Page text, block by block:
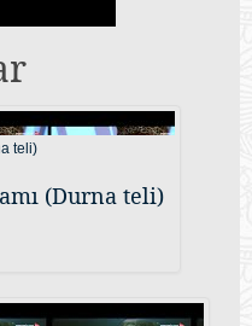
(Durna teli)